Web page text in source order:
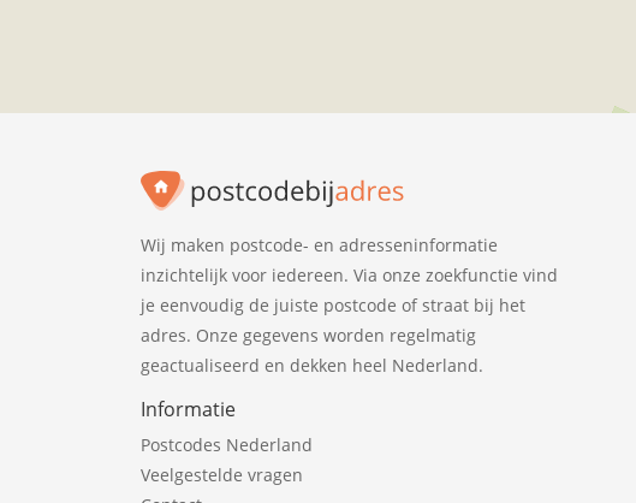
Wij maken postcode- en adresseninformatie
inzichtelijk voor iedereen. Via onze zoekfunctie vind
je eenvoudig de juiste postcode of straat bij het
adres. Onze gegevens worden regelmatig
geactualiseerd en dekken heel Nederland.
Informatie
Postcodes Nederland
Veelgestelde vragen